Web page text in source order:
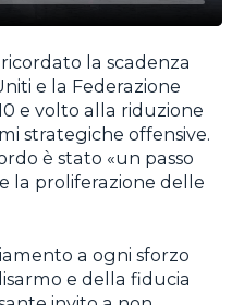
la scadenza
e la Federazione
e volto alla riduzione
strategiche offensive.
è stato «un passo
la proliferazione delle
a ogni sforzo
e della fiducia